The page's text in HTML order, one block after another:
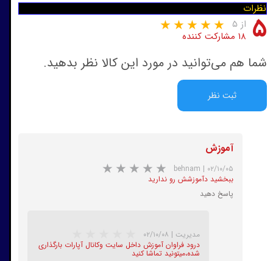
نظرات
۵ از ۵
۱۸ مشارکت کننده
شما هم می‌توانید در مورد این کالا نظر بدهید.
ثبت نظر
آموزش
behnam | ۰۲/۱۰/۰۵
ببخشید دآموزشش رو ندارید
پاسخ دهید
مدیریت | ۰۲/۱۰/۰۸
درود فراوان آموزش داخل سایت وکانال آپارات بارگذاری
شده،میتونید تماشا کنید